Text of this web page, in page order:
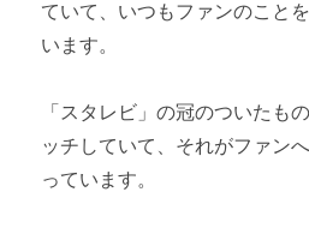
ていて、いつもファンのこと
います。
「スタレビ」の冠のついたも
ッチしていて、それがファン
っています。